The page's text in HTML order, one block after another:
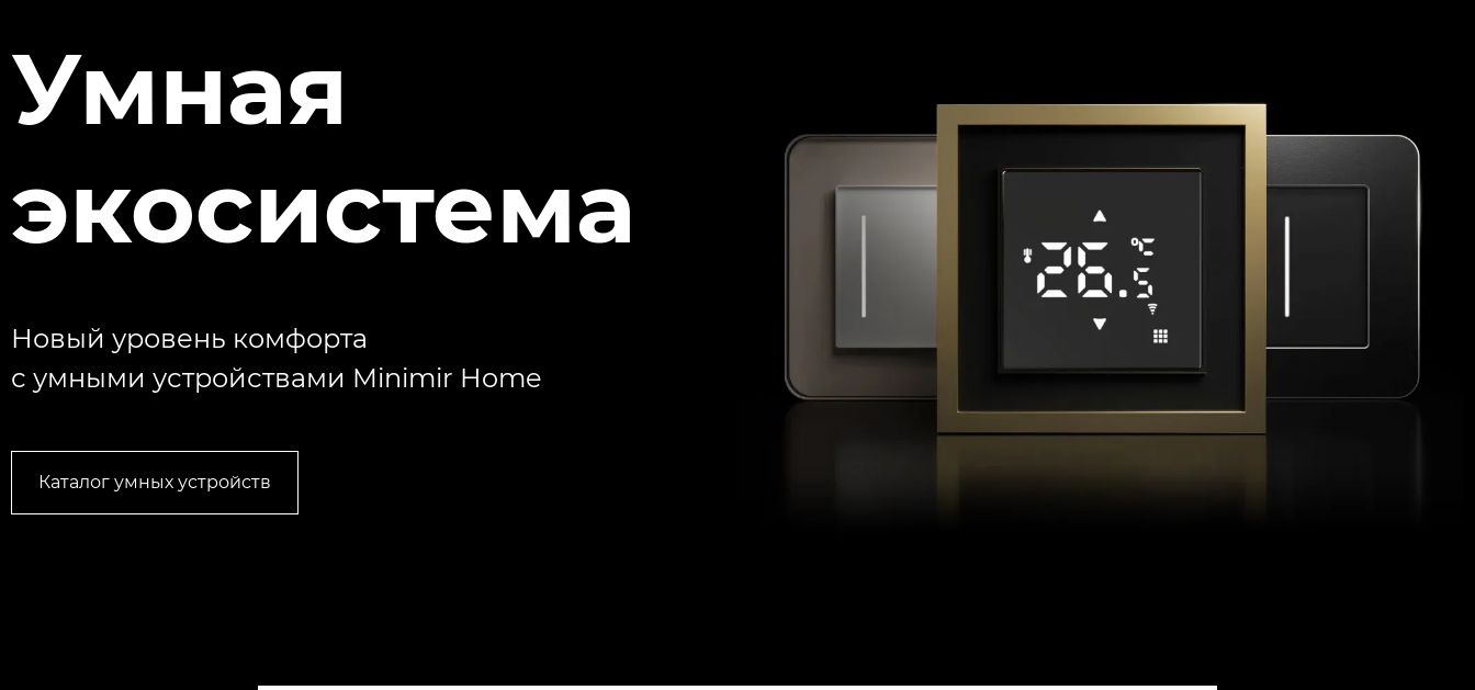
Умная
экосистема
Новый уровень комфорта
с умными устройствами Minimir Home
Каталог умных устройств